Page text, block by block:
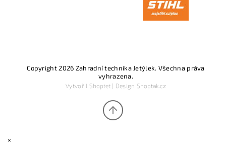
Copyright 2026 Zahradní technika Jetýlek. Všechna práva
vyhrazena.
Vytvořil Shoptet| Design Shoptak.cz
×